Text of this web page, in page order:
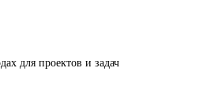
для проектов и задач